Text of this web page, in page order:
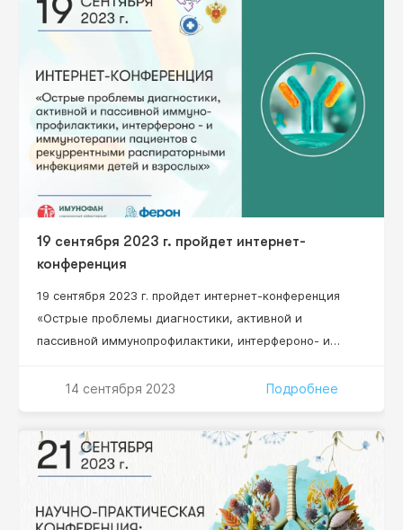
фундаментальной иммунологии, адаптивной
медицинской иммунологии и адаптационной
19 сентября 2023 г. пройдет интернет-
конференция
19 сентября 2023 г. пройдет интернет-конференция
«Острые проблемы диагностики, активной и
пассивной иммунопрофилактики, интерфероно- и
респираторными инфекциями, детей и взрослых»
Вадимовна – д.м.н., профессор, профессор кафедры
клинической иммунологии, аллергологии и
адаптологии ФНМО МИ, ФГАОУ ВО «Российский
университет дружбы народов» Минобрнауки РФ,
профессор кафедры иммунопатологии и
14 сентября 2023 Подробнее